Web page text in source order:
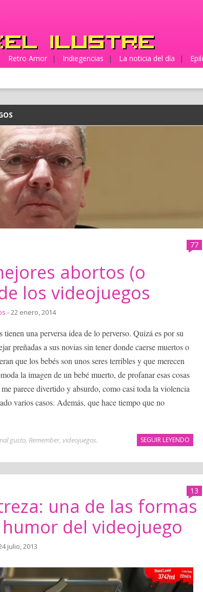
Retro Amor | Indiegencias | La noticia del día |
77
abortos (o
los videojuegos
- 22 enero, 2014
una perversa idea de lo perverso. Quizá es por su
preñadas a sus novias sin tener donde caerse muertos o
que los bebés son unos seres terribles y que merecen
la imagen de un bebé muerto, de profanar esas cosas
parece divertido y absurdo, como casi toda la violencia
varios casos. Además, que hace tiempo que no
SEGUIR LEYENDO
gusto, Remember, videojuegos.
13
una de las formas
del videojuego
julio, 2013